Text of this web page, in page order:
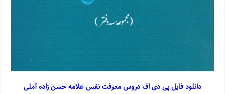
دانلود فایل پی دی اف دروس معرفت نفس علامه حسن زاده آملی